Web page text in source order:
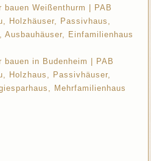
bauen Weißenthurm | PAB
Holzhäuser, Passivhaus,
Ausbauhäuser, Einfamilienhaus
bauen in Budenheim | PAB
Holzhaus, Passivhäuser,
Mehrfamilienhaus